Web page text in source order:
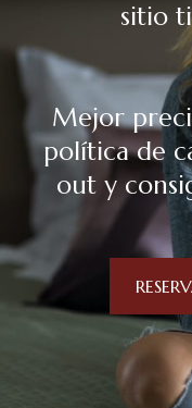
sitio
Mejor
política de
out y